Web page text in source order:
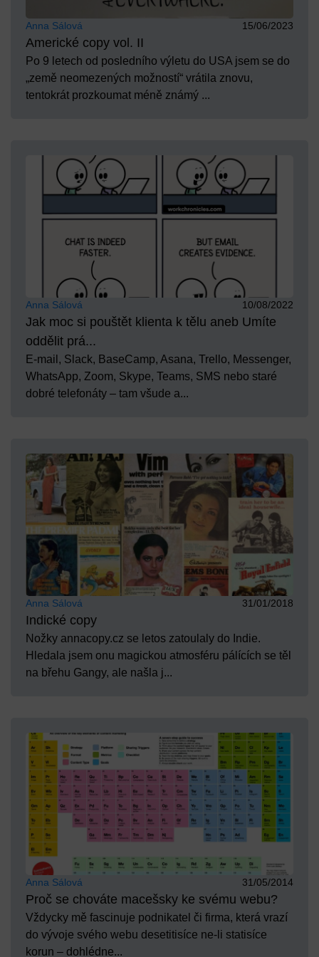
Anna Sálová 15/06/2023
Americké copy vol. II
Po 9 letech od posledního výletu do USA jsem se do
„země neomezených možností“ vrátila znovu,
tentokrát prozkoumat méně známý ...
Anna Sálová 10/08/2022
Jak moc si pouštět klienta k tělu aneb Umíte
oddělit prá...
E-mail, Slack, BaseCamp, Asana, Trello, Messenger,
WhatsApp, Zoom, Skype, Teams, SMS nebo staré
dobré telefonáty – tam všude a...
Anna Sálová 31/01/2018
Indické copy
Nožky annacopy.cz se letos zatoulaly do Indie.
Hledala jsem onu magickou atmosféru pálících se těl
na břehu Gangy, ale našla j...
Anna Sálová 31/05/2014
Proč se chováte macešsky ke svému webu?
Vždycky mě fascinuje podnikatel či firma, která vrazí
do vývoje svého webu desetitisíce ne-li statisíce
korun – dohlédne...